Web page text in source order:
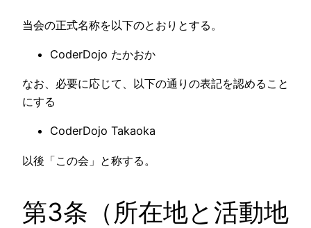
当会の正式名称を以下のとおりとする。
CoderDojo たかおか
なお、必要に応じて、以下の通りの表記を認めること
にする
CoderDojo Takaoka
以後「この会」と称する。
第3条（所在地と活動地